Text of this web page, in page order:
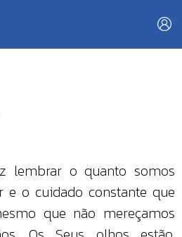
lembrar o quanto somos
e o cuidado constante que
que não mereçamos